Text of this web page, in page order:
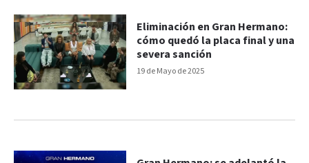
19 de Mayo de 2025
Eliminación en Gran Hermano:
cómo quedó la placa final y una
severa sanción